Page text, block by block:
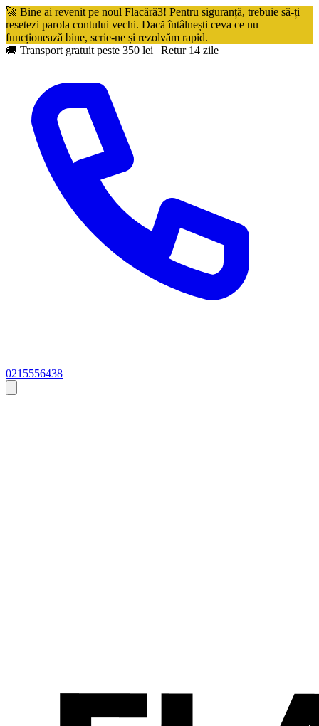
🚀 Bine ai revenit pe noul Flacără3! Pentru siguranță, trebuie să-ți
resetezi parola contului vechi. Dacă întâlnești ceva ce nu
funcționează bine, scrie-ne și rezolvăm rapid.
🚚 Transport gratuit peste 350 lei | Retur 14 zile
0215556438